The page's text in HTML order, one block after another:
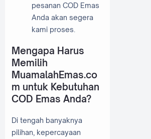
pesanan COD Emas
Anda akan segera
kami proses.
Mengapa Harus
Memilih
MuamalahEmas.co
m untuk Kebutuhan
COD Emas Anda?
Di tengah banyaknya
pilihan, kepercayaan